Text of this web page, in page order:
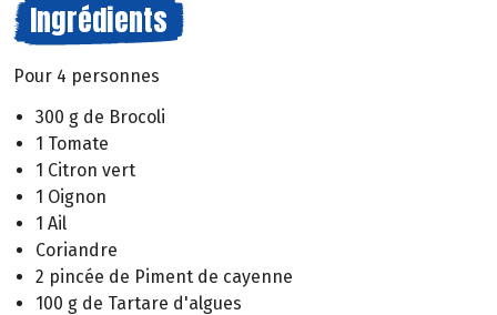
Ingrédients
Pour 4 personnes
300 g de Brocoli
1 Tomate
1 Citron vert
1 Oignon
1 Ail
Coriandre
2 pincée de Piment de cayenne
100 g de Tartare d'algues